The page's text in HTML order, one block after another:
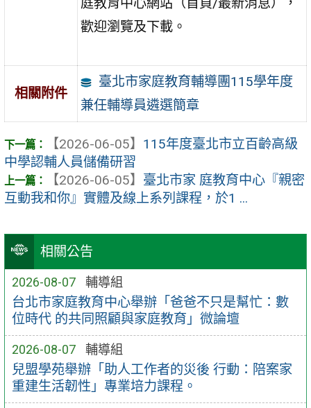
相關公告
2026-08-07 輔導組
台北市家庭教育中心舉辦「爸爸不只是幫忙：數
位時代 的共同照顧與家庭教育」微論壇
2026-08-07 輔導組
兒盟學苑舉辦「助人工作者的災後 行動：陪案家
重建生活韌性」專業培力課程。
歡迎瀏覽及下載。
相關附件
臺北市家庭教育輔導團115學年度
兼任輔導員遴選簡章
【2026-06-05】 115年度臺北市立百齡高級
中學認輔人員儲備研習
【2026-06-05】 臺北市家 庭教育中心『親密
互動我和你』實體及線上系列課程，於1 ...